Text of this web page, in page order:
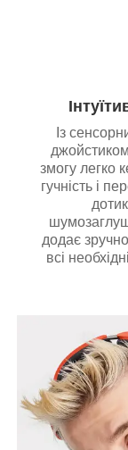
Із
змогу легко
гучність і
додає
всі